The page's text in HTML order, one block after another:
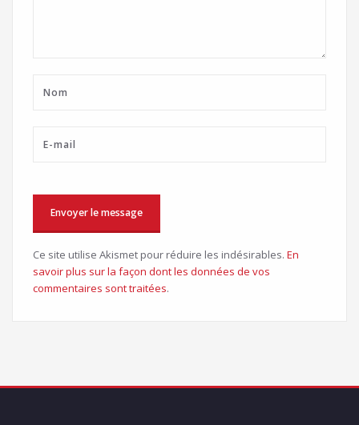
Ce site utilise Akismet pour réduire les indésirables. En
savoir plus sur la façon dont les données de vos
commentaires sont traitées.